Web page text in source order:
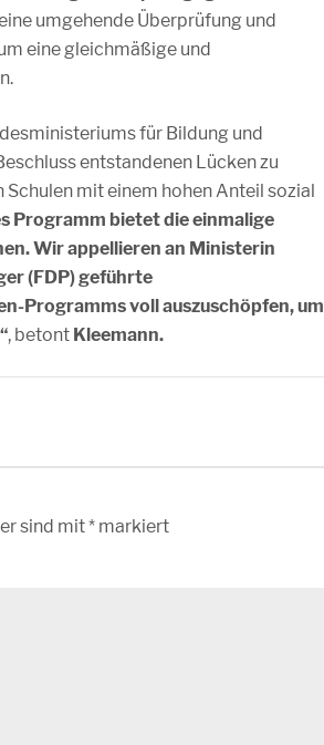
umgehende Überprüfung und
eine gleichmäßige und
für Bildung und
entstandenen Lücken zu
mit einem hohen Anteil sozial
Programm bietet die einmalige
Wir appellieren an Ministerin
(FDP) geführte
Programms voll auszuschöpfen, um
, betont Kleemann.
sind mit* markiert